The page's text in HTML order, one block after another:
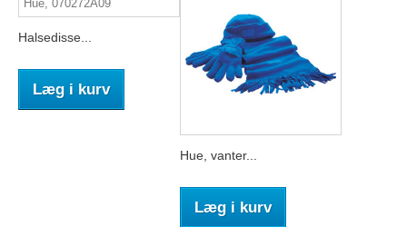
Halsedisse...
Læg i kurv
Hue, vanter...
Læg i kurv